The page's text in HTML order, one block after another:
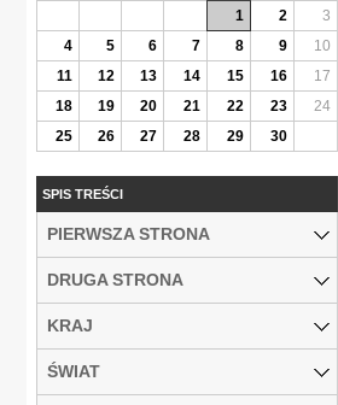
1
2
3
4
5 6 7 8 9
10
11
12 13 14 15 16
17
18
19 20 21 22 23
24
25
26 27 28 29 30
SPIS TREŚCI
PIERWSZA STRONA
DRUGA STRONA
KRAJ
ŚWIAT